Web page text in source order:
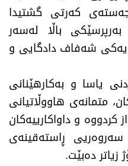
کەرتی گشتیدا
باڵا لەسەر
شەفاف دادگایی و
یاسا و بەکارهێنانی
متمانەی هاووڵاتیانی
کردووە و داواکارییەکان
ڕاستەقینەی
زیاتر دەبێت.